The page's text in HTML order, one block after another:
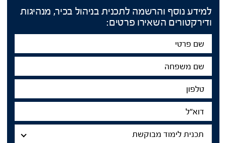
למידע נוסף והרשמה לתכנית בניהול בכיר, מנהיגות
ודירקטורים השאירו פרטים:
שם
פרטי
שם
משפחה
טלפון
דוא"ל
תכנית
תכנית לימוד מבוקשת